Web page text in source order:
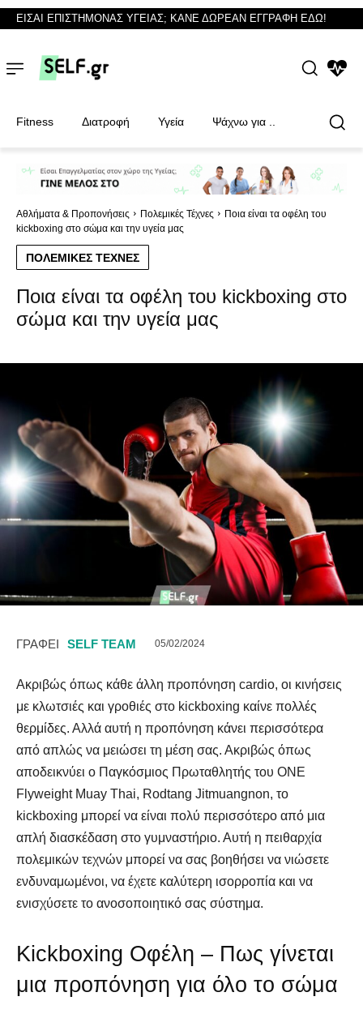
Φυσικοθεραπευτές
Φυσικοθεραπευτές
ΕΙΣΑΙ ΕΠΙΣΤΗΜΟΝΑΣ ΥΓΕΙΑΣ; ΚΑΝΕ ΔΩΡΕΑΝ ΕΓΓΡΑΦΗ ΕΔΩ!
Fitness Διατροφή Υγεία Ψάχνω για ..
Αθλήματα & Προπονήσεις Πολεμικές Τέχνες
Ποια είναι τα οφέλη του
kickboxing στο σώμα και την υγεία μας
ΠΟΛΕΜΙΚΈΣ ΤΈΧΝΕΣ
Ποια είναι τα οφέλη του kickboxing στο
σώμα και την υγεία μας
ΓΡΑΦΕΙ SELF TEAM 05/02/2024
Ακριβώς όπως κάθε άλλη προπόνηση cardio, οι κινήσεις
με κλωτσιές και γροθιές στο kickboxing καίνε πολλές
θερμίδες. Αλλά αυτή η προπόνηση κάνει περισσότερα
από απλώς να μειώσει τη μέση σας. Ακριβώς όπως
αποδεικνύει ο Παγκόσμιος Πρωταθλητής του ONE
Flyweight Muay Thai, Rodtang Jitmuangnon, το
kickboxing μπορεί να είναι πολύ περισσότερο από μια
απλή διασκέδαση στο γυμναστήριο. Αυτή η πειθαρχία
πολεμικών τεχνών μπορεί να σας βοηθήσει να νιώσετε
ενδυναμωμένοι, να έχετε καλύτερη ισορροπία και να
ενισχύσετε το ανοσοποιητικό σας σύστημα.
Kickboxing Οφέλη – Πως γίνεται
μια προπόνηση για όλο το σώμα